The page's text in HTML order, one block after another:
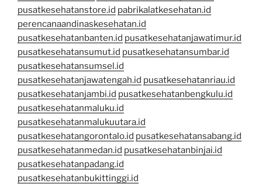
pusatkesehatanstore.id pabrikalatkesehatan.id
perencanaandinaskesehatan.id
pusatkesehatanbanten.id pusatkesehatanjawatimur.id
pusatkesehatansumut.id pusatkesehatansumbar.id
pusatkesehatansumsel.id
pusatkesehatanjawatengah.id pusatkesehatanriau.id
pusatkesehatanjambi.id pusatkesehatanbengkulu.id
pusatkesehatanmaluku.id
pusatkesehatanmalukuutara.id
pusatkesehatangorontalo.id pusatkesehatansabang.id
pusatkesehatanmedan.id pusatkesehatanbinjai.id
pusatkesehatanpadang.id
pusatkesehatanbukittinggi.id